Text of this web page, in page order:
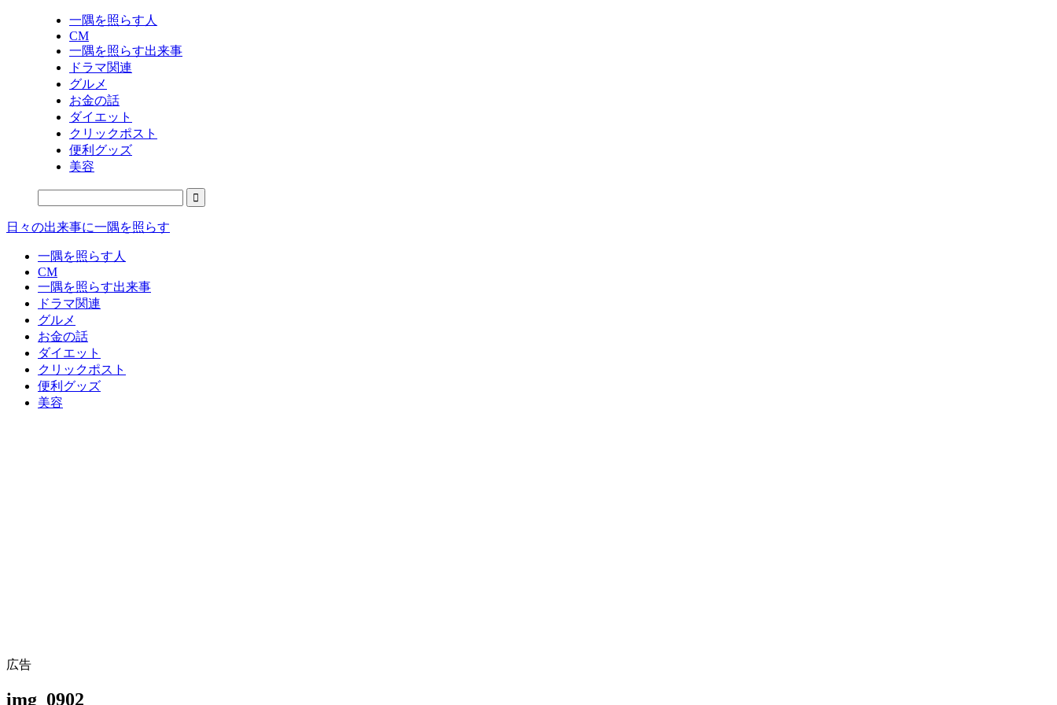
一隅を照らす人
CM
一隅を照らす出来事
ドラマ関連
グルメ
お金の話
ダイエット
クリックポスト
便利グッズ
美容
日々の出来事に一隅を照らす
一隅を照らす人
CM
一隅を照らす出来事
ドラマ関連
グルメ
お金の話
ダイエット
クリックポスト
便利グッズ
美容
広告
img_0902